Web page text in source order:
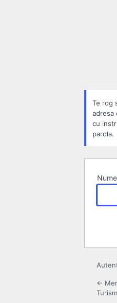
Te rog
adresa
cu
parola.
←
Turism